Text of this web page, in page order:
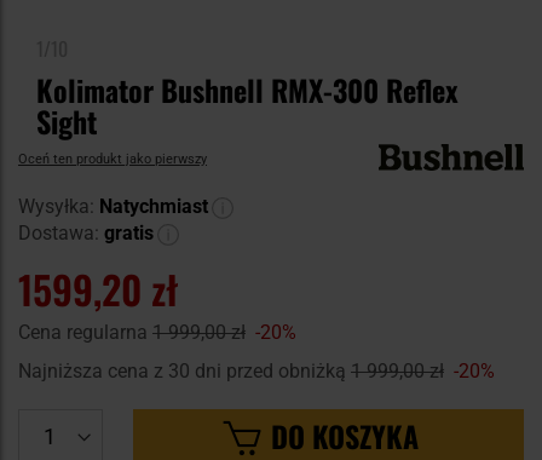
Kolimator Bushnell RMX-300 Reflex
Sight
Oceń ten produkt jako pierwszy
Wysyłka: Natychmiast
Dostawa: gratis
1599,20 zł
Cena regularna 1 999,00 zł -20%
Najniższa cena z 30 dni przed obniżką 1 999,00 zł -20%
DO KOSZYKA